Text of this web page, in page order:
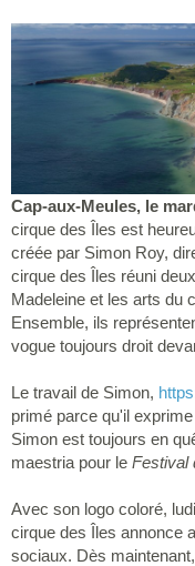
Cap-aux-Meules, le
cirque des Îles est
créée par Simon Roy,
cirque des Îles réuni
Madeleine et les arts du
Ensemble, ils
vogue toujours droit
Le travail de Simon,
primé parce qu'il
Simon est toujours en
maestria pour le Festival
Avec son logo coloré,
cirque des Îles annonce
sociaux. Dès